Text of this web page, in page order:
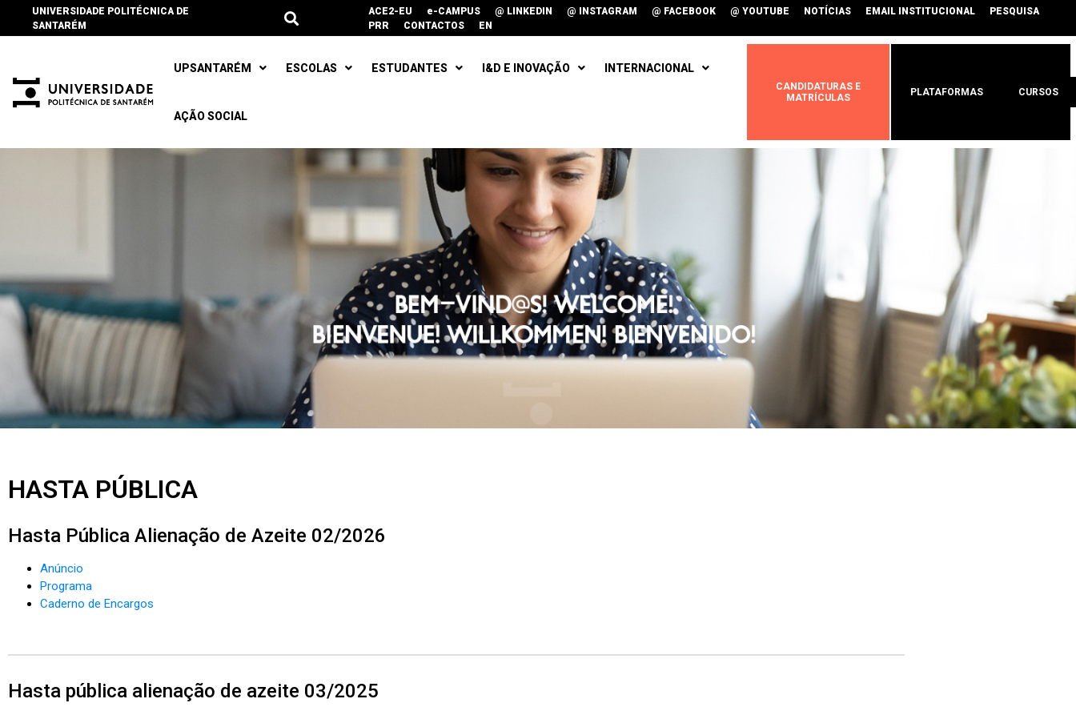
UNIVERSIDADE POLITÉCNICA DE
SANTARÉM
ACE2-EU e-CAMPUS @ LINKEDIN @ INSTAGRAM @ FACEBOOK @ YOUTUBE NOTÍCIAS EMAIL INSTITUCIONAL
PESQUISA
PRR
CONTACTOS EN
UPSANTARÉM ESCOLAS ESTUDANTES I&D E INOVAÇÃO INTERNACIONAL
AÇÃO SOCIAL
CANDIDATURAS E
MATRÍCULAS
PLATAFORMAS CURSOS
HASTA PÚBLICA
Hasta Pública Alienação de Azeite 02/2026
Anúncio
Programa
Caderno de Encargos
Hasta pública alienação de azeite 03/2025